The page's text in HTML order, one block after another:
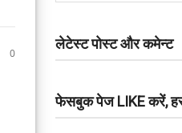
0
लेटेस्ट पोस्ट और कमेन्ट
फेसबुक पेज LIKE करें,